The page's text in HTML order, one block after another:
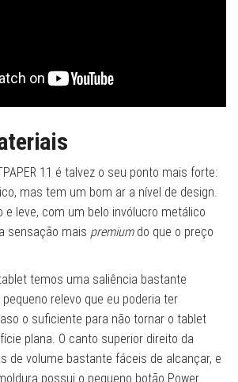
11 é talvez o seu ponto mais forte:
mas tem um bom ar a nível de design.
e leve, com um belo invólucro metálico
sensação mais premium do que o preço
temos uma saliência bastante
relevo que eu poderia ter
o suficiente para não tornar o tablet
plana. O canto superior direito da
de volume bastante fáceis de alcançar, e
possui o pequeno botão Power.